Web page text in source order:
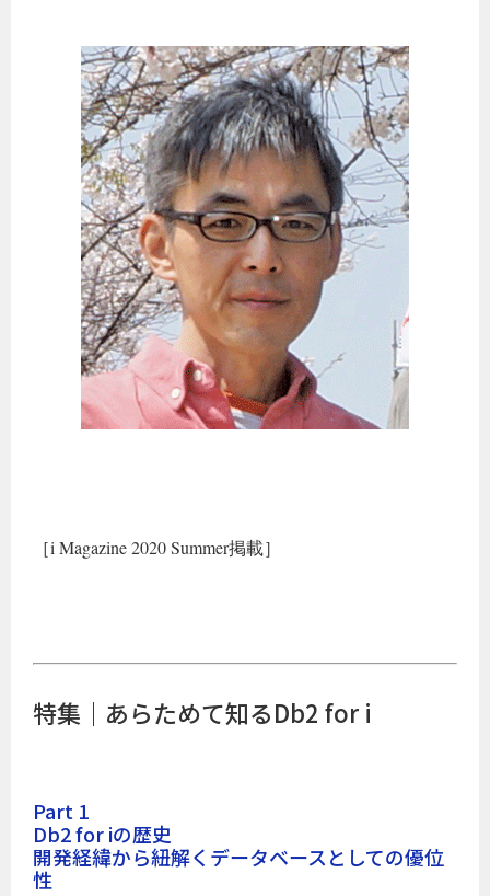
［i Magazine 2020 Summer掲載］
特集｜あらためて知るDb2 for i
Part 1
Db2 for iの歴史
開発経緯から紐解くデータベースとしての優位
性